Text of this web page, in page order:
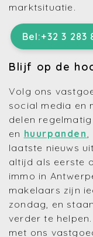
marktsituatie.
Bel:+32 3 283
Blijf op de
Volg ons
social media en
delen
en huurpanden
laatste nieuws
altijd als eerste
immo in
makelaars zijn
zondag, en
verder te
met ons